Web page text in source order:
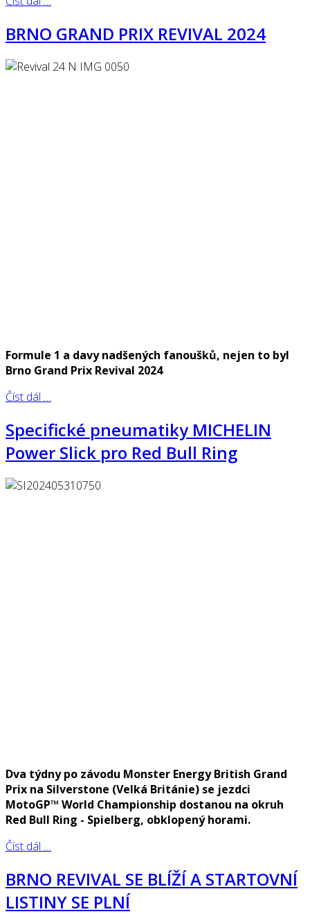
BRNO GRAND PRIX REVIVAL 2024
Formule 1 a davy nadšených fanoušků, nejen to byl
Brno Grand Prix Revival 2024
Číst dál …
Specifické pneumatiky MICHELIN
Power Slick pro Red Bull Ring
Dva týdny po závodu Monster Energy British Grand
Prix na Silverstone (Velká Británie) se jezdci
MotoGP™ World Championship dostanou na okruh
Red Bull Ring - Spielberg, obklopený horami.
Číst dál …
BRNO REVIVAL SE BLÍŽÍ A STARTOVNÍ
LISTINY SE PLNÍ